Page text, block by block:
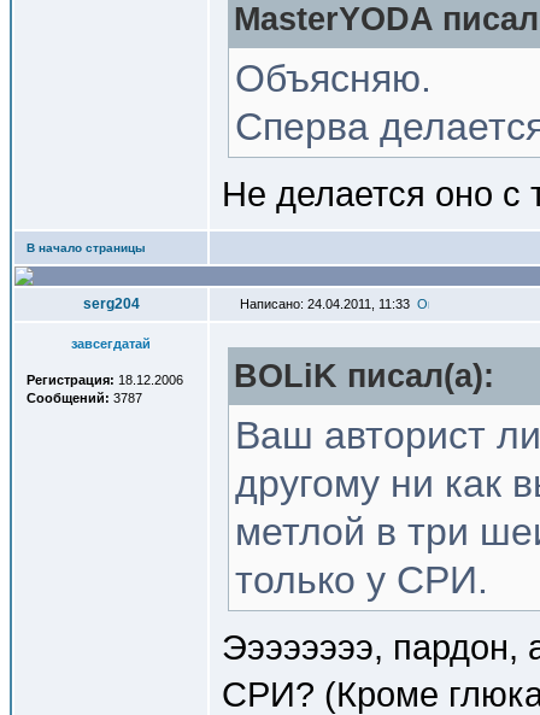
MasterYODA
Объясняю.
Сперва
Не делается оно с
В начало страницы
serg204 Написано: 24.04.2011, 11:33
завсегдатай
Регистрация: 18.12.2006
Сообщений: 3787
BOLiK писал(a):
Ваш авторист
другому ни как
метлой в три
только у СРИ.
Ээээээээ, пардон,
СРИ? (Кроме